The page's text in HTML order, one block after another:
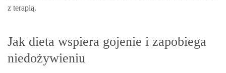
z terapią.
Jak dieta wspiera gojenie i zapobiega
niedożywieniu